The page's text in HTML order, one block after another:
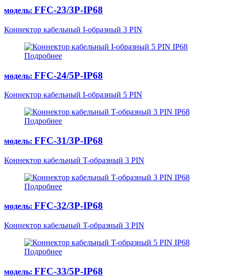
модель: FFC-23/3Р-IP68
Коннектор кабельный I-образный 3 PIN
IP68
Подробнее
модель: FFC-24/5P-IP68
Коннектор кабельный I-образный 5 PIN
IP68
Подробнее
модель: FFC-31/3P-IP68
Коннектор кабельный T-образный 3 PIN
IP68
Подробнее
модель: FFC-32/3Р-IP68
Коннектор кабельный T-образный 3 PIN
IP68
Подробнее
модель: FFC-33/5Р-IP68